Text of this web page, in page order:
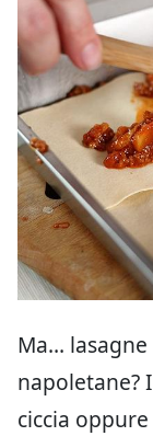
Ma…
napoletane?
ciccia